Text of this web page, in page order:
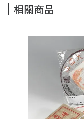
相關商品